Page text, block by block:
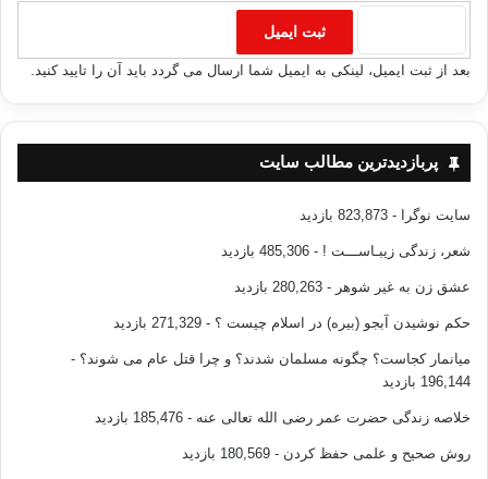
بعد از ثبت ایمیل، لینکی به ایمیل شما ارسال می گردد باید آن را تایید کنید.
پربازدیدترین مطالب سایت
سایت نوگرا - 823,873 بازدید
شعر، زندگی زیبـاســـت ! - 485,306 بازدید
عشق زن به غیر شوهر - 280,263 بازدید
حکم نوشیدن آبجو (بیره) در اسلام چیست ؟ - 271,329 بازدید
میانمار کجاست؟ چگونه مسلمان شدند؟ و چرا قتل عام می شوند؟ -
196,144 بازدید
خلاصه زندگی حضرت عمر رضی الله تعالی عنه - 185,476 بازدید
روش صحیح و علمی حفظ کردن - 180,569 بازدید